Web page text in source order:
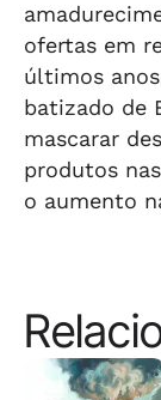
ofertas em
últimos
batizado de
mascarar
produtos
o aumento